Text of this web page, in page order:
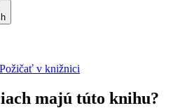
Požičať v knižnici
majú túto knihu?